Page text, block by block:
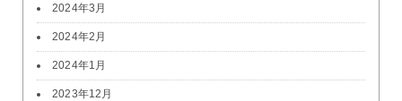
2024年3月
2024年2月
2024年1月
2023年12月